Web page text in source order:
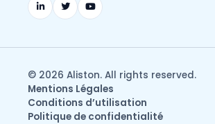
© 2026 Aliston. All rights reserved.
Mentions Légales
Conditions d’utilisation
Politique de confidentialité